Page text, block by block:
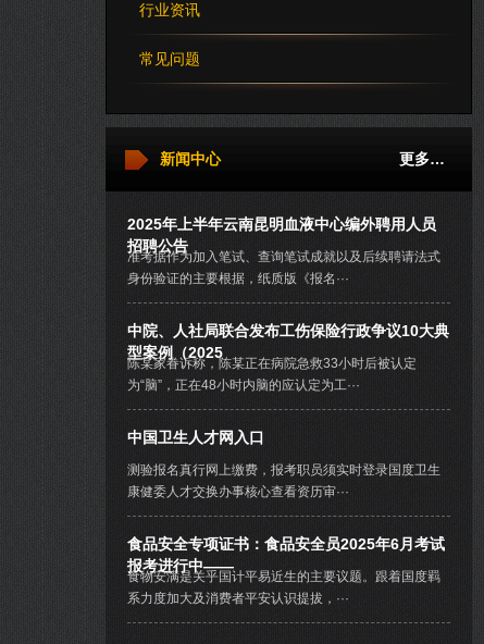
行业资讯
常见问题
更多…
新闻中心
2025年上半年云南昆明血液中心编外聘用人员
招聘公告
准考据作为加入笔试、查询笔试成就以及后续聘请法式
身份验证的主要根据，纸质版《报名···
中院、人社局联合发布工伤保险行政争议10大典
型案例（2025
陈某家眷诉称，陈某正在病院急救33小时后被认定
为“脑”，正在48小时内脑的应认定为工···
中国卫生人才网入口
测验报名真行网上缴费，报考职员须实时登录国度卫生
康健委人才交换办事核心查看资历审···
食品安全专项证书：食品安全员2025年6月考试
报考进行中——
食物安满是关乎国计平易近生的主要议题。跟着国度羁
系力度加大及消费者平安认识提拔，···